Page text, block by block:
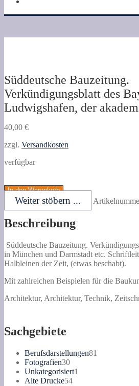
Süddeutsche Bauzeitung.
Verkündigungsblatt des
Ludwigshafen, der
40,00 €
zzgl. Versandkosten
verfügbar
Bauzeitung.
Verkündigungsblatt
Architekten-
Ingenieur-
Vereins,
des
und
Vereins
Ludwigshafen,
der
Architekten-
Vereine
München
In den Warenkorb
Weiter stöbern ...
Beschreibung
Süddeutsche Bauzeitung.
in München und Darmstadt etc.
Halbleinen der Zeit, (etwas beschabt).
Mit zahlreichen Beispielen für die
Architektur, Architektur, Technik,
Sachgebiete
Berufsdarstellungen81
Fotografien3030
Produkte
Unkategorisiert1
Alte Drucke5454